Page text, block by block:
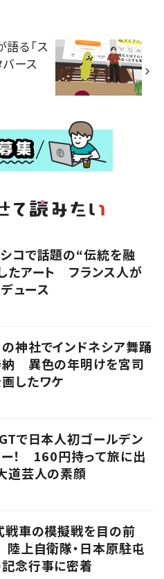
る「ス
ース
コで話題の“伝統を融
たアート フランス人が
ュース
神社でインドネシア舞踊
納 異色の年明けを宮司
したワケ
で日本人初ゴールデン
！ 160円持って旅に出
道芸人の素顔
戦車の模擬戦を目の前
陸上自衛隊・日本原駐屯
念行事に密着